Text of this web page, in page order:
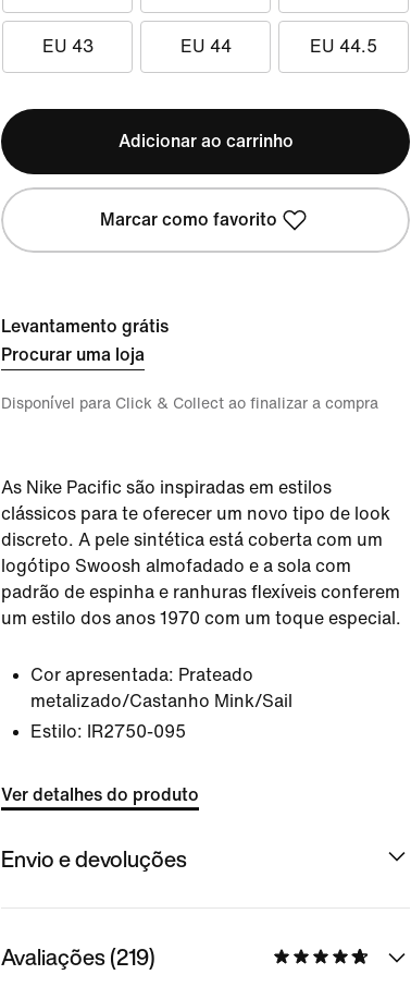
EU 43 EU 44 EU 44.5
Adicionar ao carrinho
Marcar como favorito
Levantamento grátis
Procurar uma loja
Disponível para Click & Collect ao finalizar a compra
As Nike Pacific são inspiradas em estilos
clássicos para te oferecer um novo tipo de look
discreto. A pele sintética está coberta com um
logótipo Swoosh almofadado e a sola com
padrão de espinha e ranhuras flexíveis conferem
um estilo dos anos 1970 com um toque especial.
Cor apresentada: Prateado
metalizado/Castanho Mink/Sail
Estilo:
IR2750-095
Ver detalhes do produto
Envio e devoluções
Avaliações (219)